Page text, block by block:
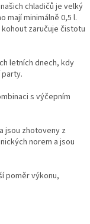
chladičů je velký
mají minimálně 0,5 l.
zaručuje čistotu
letních dnech, kdy
s výčepním
jsou zhotoveny z
norem a jsou
poměr výkonu,